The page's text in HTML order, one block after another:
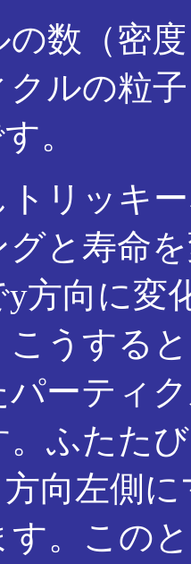
数（密
ルの粒
。
リッキ
と寿命
方向に変
こうする
ーティ
。ふたた
方向左側
す。この